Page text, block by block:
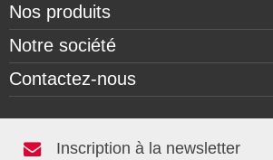
Nos produits
Notre société
Contactez-nous
Inscription à la newsletter